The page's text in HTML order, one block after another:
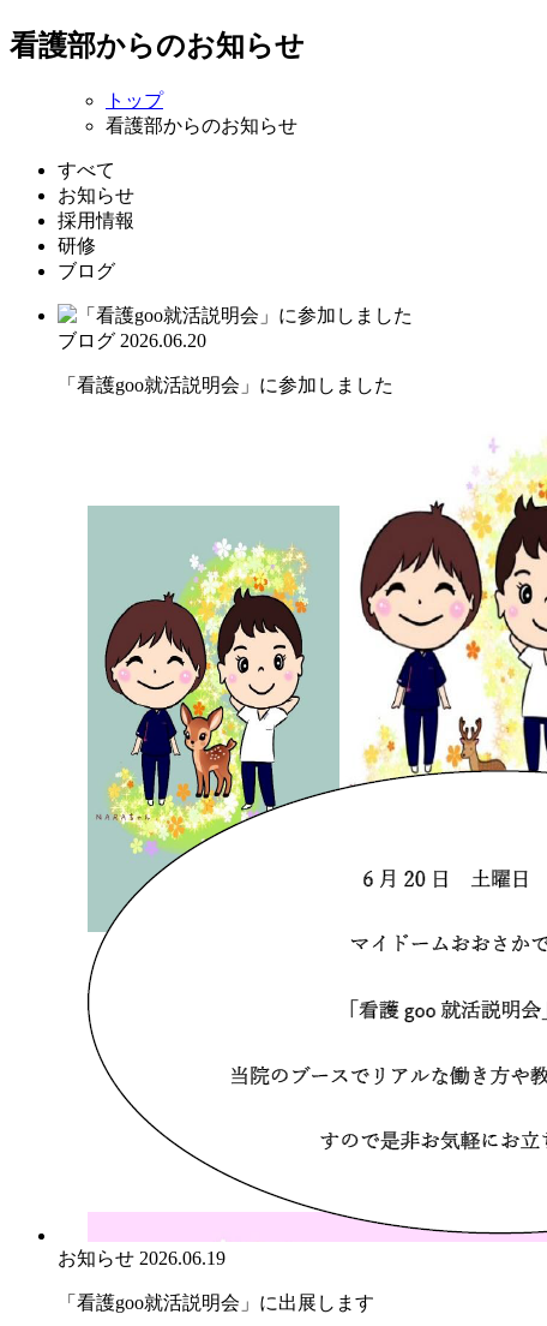
看護部からのお知らせ
トップ
看護部からのお知らせ
すべて
お知らせ
採用情報
研修
ブログ
ブログ 2026.06.20
「看護goo就活説明会」に参加しました
お知らせ 2026.06.19
「看護goo就活説明会」に出展します